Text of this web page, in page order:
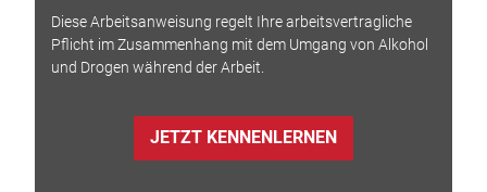
Diese Arbeitsanweisung regelt Ihre arbeitsvertragliche
Pflicht im Zusammenhang mit dem Umgang von Alkohol
und Drogen während der Arbeit.
JETZT KENNENLERNEN